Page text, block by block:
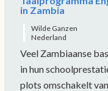
in Zambia
Wilde Ganzen
Nederland
Veel Zambiaanse
in hun
plots omschakelt